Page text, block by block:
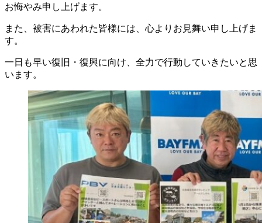
お悔やみ申し上げます。
また、被害にあわれた皆様には、心よりお見舞い申し上げま
す。
一日も早い復旧・復興に向け、全力で行動していきたいと思
います。